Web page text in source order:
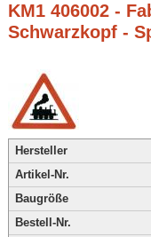
KM1 406002 -
Schwarzkopf -
Hersteller
Artikel-Nr.
Baugröße
Bestell-Nr.